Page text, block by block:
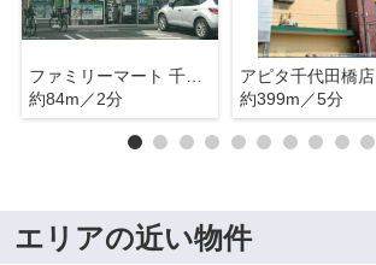
ファミリーマート 千種汁谷店
約84m／2分
アピタ千代田橋店
約399m／5分
エリアの近い物件